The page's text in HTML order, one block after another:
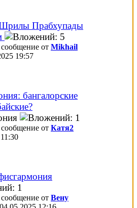
Прабхупады
от Mikhail
19:57
бангалорские
от Катя2
11:30
от Вену